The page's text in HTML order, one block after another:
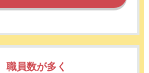
職員数が多く